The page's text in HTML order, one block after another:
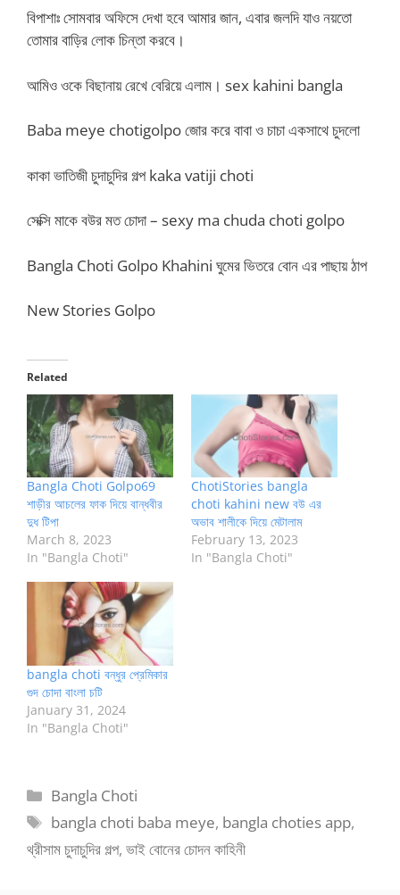
বিপাশাঃ সোমবার অফিসে দেখা হবে আমার জান, এবার জলদি যাও নয়তো
তোমার বাড়ির লোক চিন্তা করবে।
আমিও ওকে বিছানায় রেখে বেরিয়ে এলাম। sex kahini bangla
Baba meye chotigolpo জোর করে বাবা ও চাচা একসাথে চুদলো
কাকা ভাতিজী চুদাচুদির গল্প kaka vatiji choti
সেক্সি মাকে বউর মত চোদা – sexy ma chuda choti golpo
Bangla Choti Golpo Khahini ঘুমের ভিতরে বোন এর পাছায় ঠাপ
New Stories Golpo
Related
Bangla Choti Golpo69
শাড়ীর আচলের ফাক দিয়ে বান্ধবীর
দুধ টিপা
March 8, 2023
In "Bangla Choti"
ChotiStories bangla
choti kahini new বউ এর
অভাব শালীকে দিয়ে মেটালাম
February 13, 2023
In "Bangla Choti"
bangla choti বন্ধুর প্রেমিকার
গুদ চোদা বাংলা চটি
January 31, 2024
In "Bangla Choti"
Categories
Bangla Choti
Tags
bangla choti baba meye, bangla choties app,
থ্রীসাম চুদাচুদির গল্প, ভাই বোনের চোদন কাহিনী